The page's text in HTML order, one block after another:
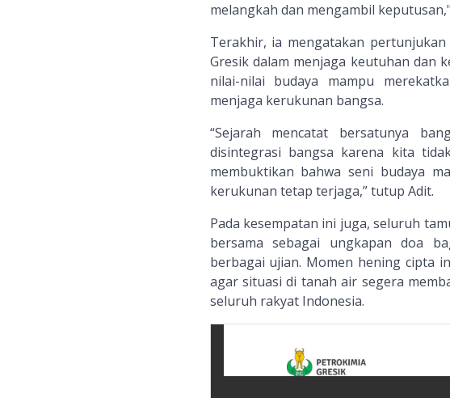
melangkah dan mengambil
Terakhir, ia mengatakan
Gresik dalam menjaga keutuhan dan
nilai-nilai budaya mampu
menjaga kerukunan bangsa.
“Sejarah mencatat bersatunya
disintegrasi bangsa karena kita
membuktikan bahwa seni budaya
kerukunan tetap terjaga,” tutup Adit.
Pada kesempatan ini juga, seluruh
bersama sebagai ungkapan doa
berbagai ujian. Momen hening cipta
agar situasi di tanah air segera
seluruh rakyat Indonesia.